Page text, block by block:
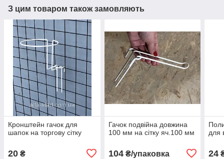
З цим товаром також замовляють
Кронштейн гачок для
шапок на торгову сітку
20 ₴
Гачок подвійна довжина
100 мм на сітку яч.100 мм
104₴/упаковка
для
24